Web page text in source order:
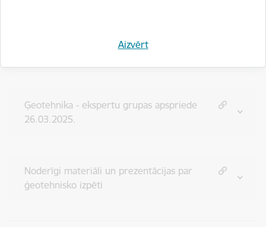
Aizvērt
Ģeotehnika - ekspertu grupas apspriede
Ģeotehnika - ekspertu grupas apspriede
26.03.2025.
Noderīgi materiāli un prezentācijas par
ģeotehnisko izpēti